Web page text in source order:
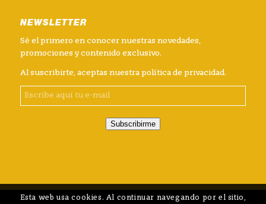
NEWSLETTER
Sé el primero en conocer nuestras novedades,
promociones y contenido exclusivo.
Al suscribirte, aceptas nuestra política de privacidad.
Subscribirme
Esta web usa cookies. Al continuar navegando por el sitio,